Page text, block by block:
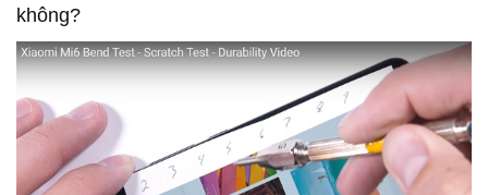
không?